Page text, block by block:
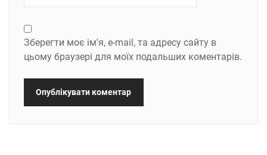
Зберегти моє ім'я, e-mail, та адресу сайту в
цьому браузері для моїх подальших коментарів.